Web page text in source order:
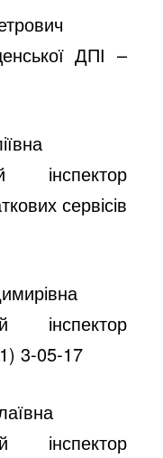
ДПІ –
інспектор
сервісів
інспектор
3-05-17
інспектор